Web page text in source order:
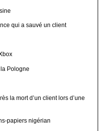
qui a sauvé un client
Pologne
la mort d’un client lors d’une
papiers nigérian